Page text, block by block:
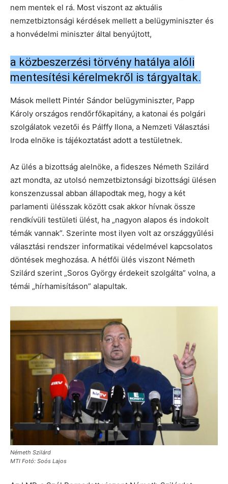
nem mentek el rá. Most viszont az aktuális
nemzetbiztonsági kérdések mellett a belügyminiszter és
a honvédelmi miniszter által benyújtott,
a közbeszerzési törvény hatálya alóli
mentesítési kérelmekről is tárgyaltak.
Mások mellett Pintér Sándor belügyminiszter, Papp
Károly országos rendőrfőkapitány, a katonai és polgári
szolgálatok vezetői és Pálffy Ilona, a Nemzeti Választási
Iroda elnöke is tájékoztatást adott a testületnek.
Az ülés a bizottság alelnöke, a fideszes Németh Szilárd
azt mondta, az utolsó nemzetbiztonsági bizottsági ülésen
konszenzussal abban állapodtak meg, hogy a két
parlamenti ülésszak között csak akkor hívnak össze
rendkívüli testületi ülést, ha „nagyon alapos és indokolt
témák vannak”. Szerinte most ilyen volt az országgyűlési
választási rendszer informatikai védelmével kapcsolatos
döntések meghozása. A hétfői ülés viszont Németh
Szilárd szerint „Soros György érdekeit szolgálta” volna, a
témái „hírhamisításon” alapultak.
Németh Szilárd
MTI Fotó: Soós Lajos